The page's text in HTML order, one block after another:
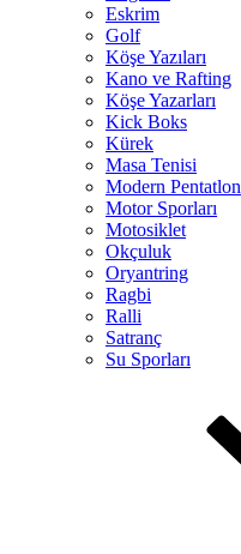
Eskrim
Golf
Köşe Yazıları
Kano ve Rafting
Köşe Yazarları
Kick Boks
Kürek
Masa Tenisi
Modern Pentatlon
Motor Sporları
Motosiklet
Okçuluk
Oryantring
Ragbi
Ralli
Satranç
Su Sporları